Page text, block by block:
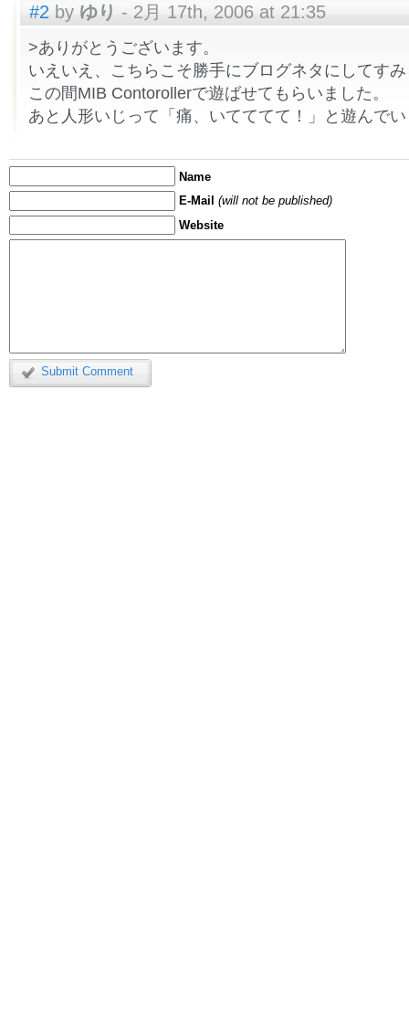
#2 by ゆり - 2月 17th, 2006 at 21:35
>ありがとうございます。
いえいえ、こちらこそ勝手にブログネタにしてす
この間MIB Contorollerで遊ばせてもらいました。
あと人形いじって「痛、いてててて！」と遊んで
Name
E-Mail(will not be published)
Website
Submit Comment